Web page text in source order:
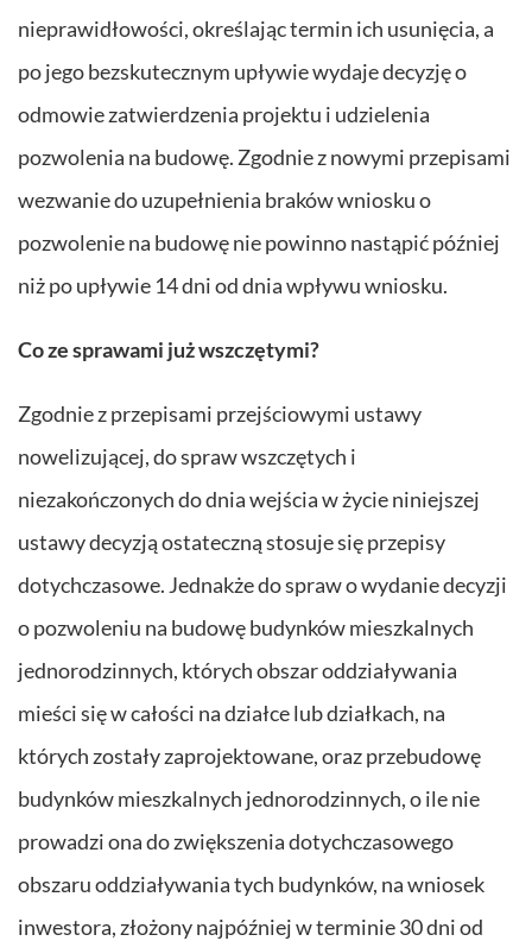
nieprawidłowości, określając termin ich usunięcia, a
po jego bezskutecznym upływie wydaje decyzję o
odmowie zatwierdzenia projektu i udzielenia
pozwolenia na budowę. Zgodnie z nowymi przepisami
wezwanie do uzupełnienia braków wniosku o
pozwolenie na budowę nie powinno nastąpić później
niż po upływie 14 dni od dnia wpływu wniosku.
Co ze sprawami już wszczętymi?
Zgodnie z przepisami przejściowymi ustawy
nowelizującej, do spraw wszczętych i
niezakończonych do dnia wejścia w życie niniejszej
ustawy decyzją ostateczną stosuje się przepisy
dotychczasowe. Jednakże do spraw o wydanie decyzji
o pozwoleniu na budowę budynków mieszkalnych
jednorodzinnych, których obszar oddziaływania
mieści się w całości na działce lub działkach, na
których zostały zaprojektowane, oraz przebudowę
budynków mieszkalnych jednorodzinnych, o ile nie
prowadzi ona do zwiększenia dotychczasowego
obszaru oddziaływania tych budynków, na wniosek
inwestora, złożony najpóźniej w terminie 30 dni od